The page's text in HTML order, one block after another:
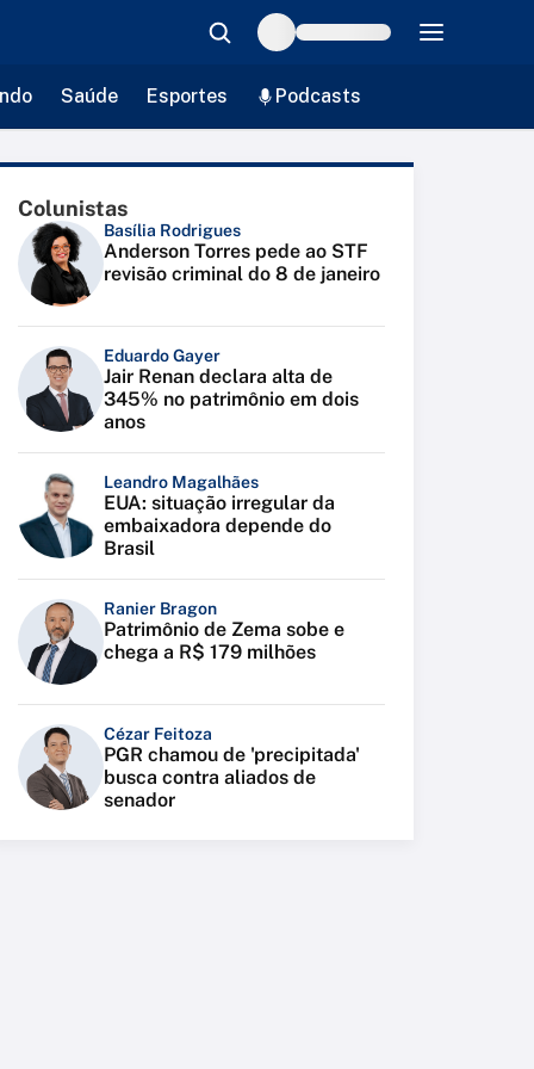
Saúde Esportes Podcasts
Colunistas
Basília Rodrigues
Anderson Torres pede ao STF
revisão criminal do 8 de janeiro
Eduardo Gayer
Jair Renan declara alta de
345% no patrimônio em dois
anos
Leandro Magalhães
EUA: situação irregular da
embaixadora depende do
Brasil
Ranier Bragon
Patrimônio de Zema sobe e
chega a R$ 179 milhões
Cézar Feitoza
PGR chamou de 'precipitada'
busca contra aliados de
senador